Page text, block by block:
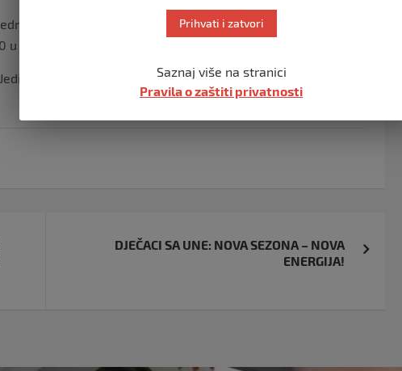
razmatrala ovu žalbu Tomislava i donijela odluku da
njihovu korist, potvrđeno je za MeridianSportBH.
će imati 17. Meč je inače odigran 25. oktobra u
DJEČACI SA UNE: NOVA SEZONA – NOVA
ENERGIJA!
Prihvati i zatvori
Saznaj više na stranici
Pravila o zaštiti privatnosti